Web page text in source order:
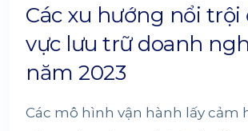
Các xu hướng nổi trội
vực lưu trữ doanh
năm 2023
Các mô hình vận hành lấy cảm